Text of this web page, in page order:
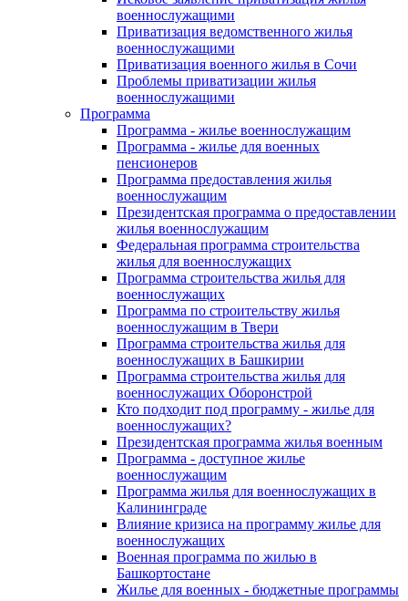
военнослужащими
Приватизация ведомственного жилья
военнослужащими
Приватизация военного жилья в Сочи
Проблемы приватизации жилья
военнослужащими
Программа
Программа - жилье военнослужащим
Программа - жилье для военных
пенсионеров
Программа предоставления жилья
военнослужащим
Президентская программа о предоставлении
жилья военнослужащим
Федеральная программа строительства
жилья для военнослужащих
Программа строительства жилья для
военнослужащих
Программа по строительству жилья
военнослужащим в Твери
Программа строительства жилья для
военнослужащих в Башкирии
Программа строительства жилья для
военнослужащих Оборонстрой
Кто подходит под программу - жилье для
военнослужащих?
Президентская программа жилья военным
Программа - доступное жилье
военнослужащим
Программа жилья для военнослужащих в
Калининграде
Влияние кризиса на программу жилье для
военнослужащих
Военная программа по жилью в
Башкортостане
Жилье для военных - бюджетные программы